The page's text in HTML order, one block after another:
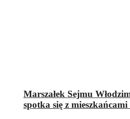
Marszałek Sejmu
spotka się z mieszkańcami